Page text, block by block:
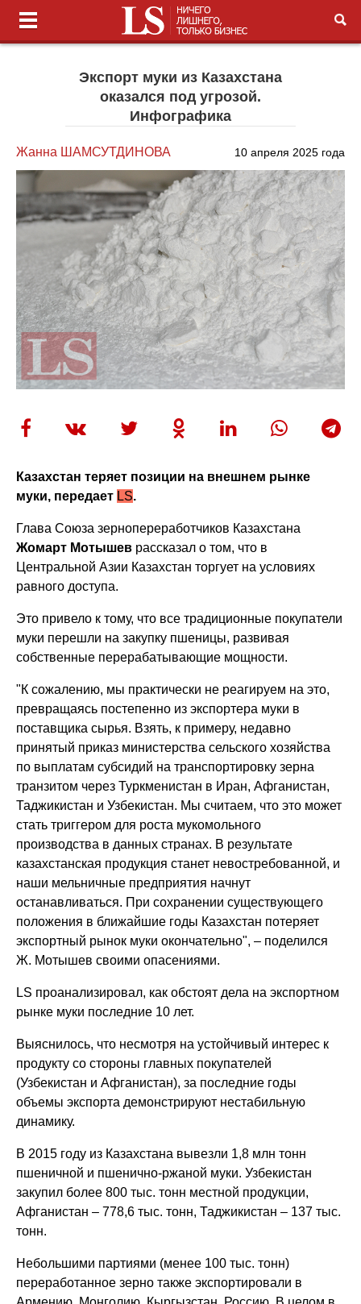
Экспорт муки из Казахстана
оказался под угрозой.
Инфографика
Жанна ШАМСУТДИНОВА 10 апреля 2025 года
Казахстан теряет позиции на внешнем рынке
муки, передает LS.
Глава Союза зернопереработчиков Казахстана
Жомарт Мотышев рассказал о том, что в
Центральной Азии Казахстан торгует на условиях
равного доступа.
Это привело к тому, что все традиционные покупатели
муки перешли на закупку пшеницы, развивая
собственные перерабатывающие мощности.
"К сожалению, мы практически не реагируем на это,
превращаясь постепенно из экспортера муки в
поставщика сырья. Взять, к примеру, недавно
принятый приказ министерства сельского хозяйства
по выплатам субсидий на транспортировку зерна
транзитом через Туркменистан в Иран, Афганистан,
Таджикистан и Узбекистан. Мы считаем, что это может
стать триггером для роста мукомольного
производства в данных странах. В результате
казахстанская продукция станет невостребованной, и
наши мельничные предприятия начнут
останавливаться. При сохранении существующего
положения в ближайшие годы Казахстан потеряет
экспортный рынок муки окончательно", – поделился
Ж. Мотышев своими опасениями.
LS проанализировал, как обстоят дела на экспортном
рынке муки последние 10 лет.
Выяснилось, что несмотря на устойчивый интерес к
продукту со стороны главных покупателей
(Узбекистан и Афганистан), за последние годы
объемы экспорта демонстрируют нестабильную
динамику.
В 2015 году из Казахстана вывезли 1,8 млн тонн
пшеничной и пшенично-ржаной муки. Узбекистан
закупил более 800 тыс. тонн местной продукции,
Афганистан – 778,6 тыс. тонн, Таджикистан – 137 тыс.
тонн.
Небольшими партиями (менее 100 тыс. тонн)
переработанное зерно также экспортировали в